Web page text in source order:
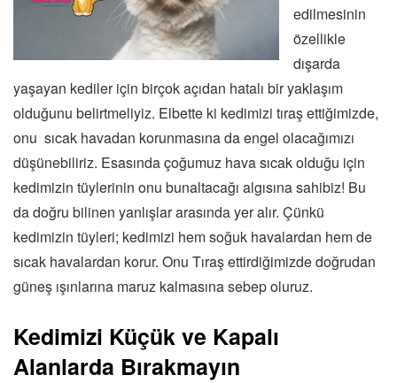
edilmesinin
özellikle
dışarda
yaşayan kediler için birçok açıdan hatalı bir yaklaşım
olduğunu belirtmeliyiz. Elbette ki kedimizi tıraş ettiğimizde,
onu sıcak havadan korunmasına da engel olacağımızı
düşünebiliriz. Esasında çoğumuz hava sıcak olduğu için
kedimizin tüylerinin onu bunaltacağı algısına sahibiz! Bu
da doğru bilinen yanlışlar arasında yer alır. Çünkü
kedimizin tüyleri; kedimizi hem soğuk havalardan hem de
sıcak havalardan korur. Onu Tıraş ettirdiğimizde doğrudan
güneş ışınlarına maruz kalmasına sebep oluruz.
Kedimizi Küçük ve Kapalı
Alanlarda Bırakmayın